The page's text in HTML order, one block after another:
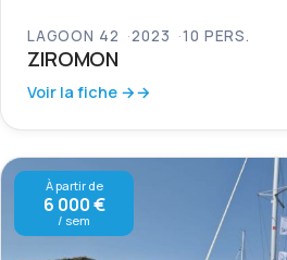
LAGOON 42 2023 10 PERS.
ZIROMON
Voir la fiche →
À partir de
6 000 €
/ sem